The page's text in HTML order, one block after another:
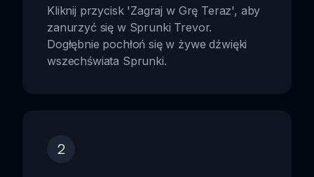
Kliknij przycisk 'Zagraj w Grę Teraz', aby
zanurzyć się w Sprunki Trevor.
Dogłębnie pochłoń się w żywe dźwięki
wszechświata Sprunki.
2